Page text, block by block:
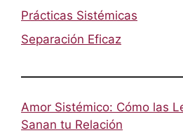
Prácticas Sistémicas
Separación Eficaz
Amor Sistémico: Cómo las
Sanan tu Relación